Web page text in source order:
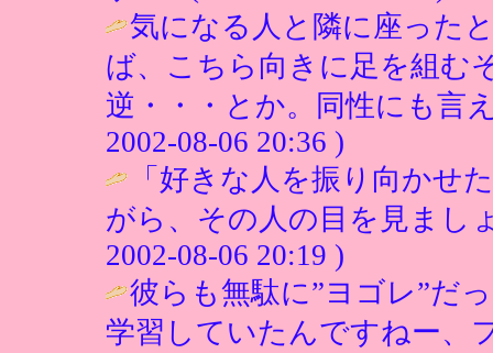
気になる人と隣に座った
ば、こちら向きに足を組む
逆・・・とか。同性にも言
2002-08-06 20:36 )
「好きな人を振り向かせ
がら、その人の目を見まし
2002-08-06 20:19 )
彼らも無駄に”ヨゴレ”だ
学習していたんですねー、